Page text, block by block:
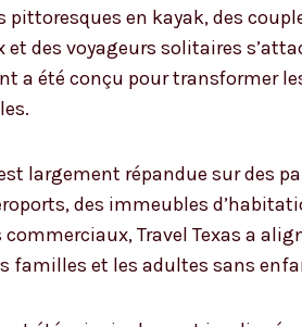
en kayak, des
et des voyageurs solitaires
a été conçu pour transformer
largement répandue sur des
des immeubles
Travel Texas a
familles et les adultes sans